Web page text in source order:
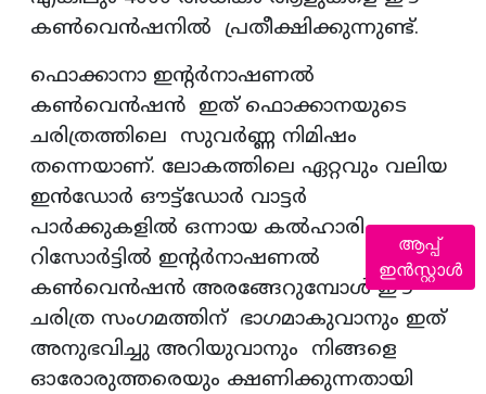
കണ്‍വെന്‍ഷനില്‍ പ്രതീക്ഷിക്കുന്നുണ്ട്.
ഫൊക്കാനാ ഇന്റര്‍നാഷണല്‍
കണ്‍വെന്‍ഷന്‍ ഇത് ഫൊക്കാനയുടെ
ചരിത്രത്തിലെ സുവര്‍ണ്ണ നിമിഷം
തന്നെയാണ്. ലോകത്തിലെ ഏറ്റവും വലിയ
ഇന്‍ഡോര്‍ ഔട്ട്‌ഡോര്‍ വാട്ടര്‍
പാര്‍ക്കുകളില്‍ ഒന്നായ കല്‍ഹാരി
റിസോര്‍ട്ടില്‍ ഇന്റര്‍നാഷണല്‍
കണ്‍വെന്‍ഷന്‍ അരങ്ങേറുമ്പോള്‍ ഈ
ചരിത്ര സംഗമത്തിന് ഭാഗമാകുവാനും ഇത്
അനുഭവിച്ചു അറിയുവാനും നിങ്ങളെ
ഓരോരുത്തരെയും ക്ഷണിക്കുന്നതായി
ആപ്പ്
ഇൻസ്റ്റാൾ